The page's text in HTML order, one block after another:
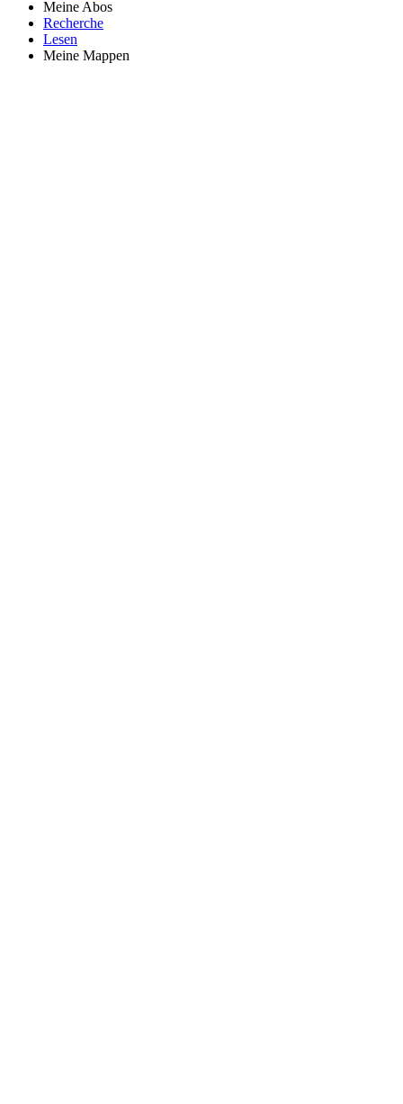
Meine Abos
Recherche
Lesen
Meine Mappen